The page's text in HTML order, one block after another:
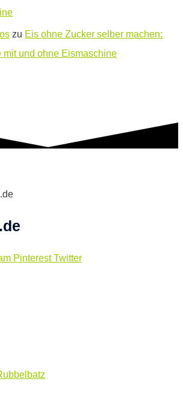
zu Eis ohne Zucker selber machen:
mit und ohne Eismaschine
Pinterest Twitter